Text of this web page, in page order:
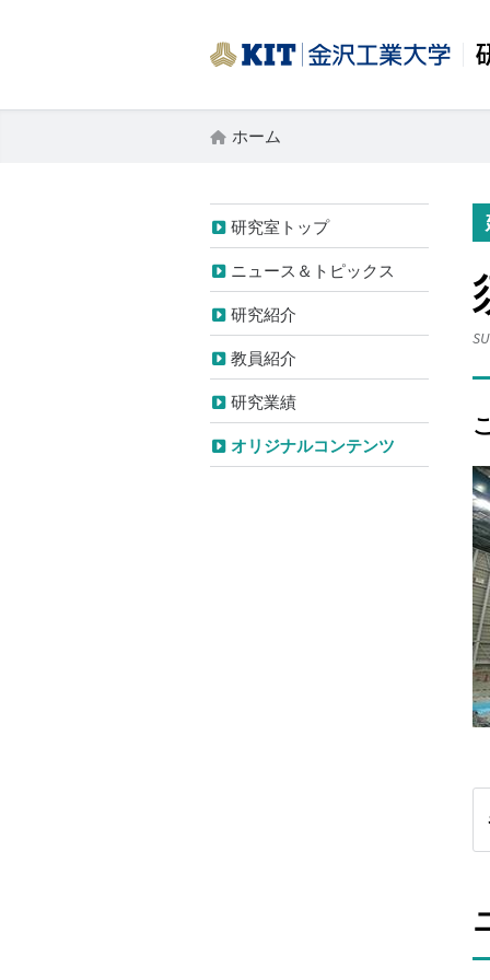
ホーム
研究室トップ
ニュース＆トピックス
研究紹介
教員紹介
研究業績
オリジナルコンテンツ